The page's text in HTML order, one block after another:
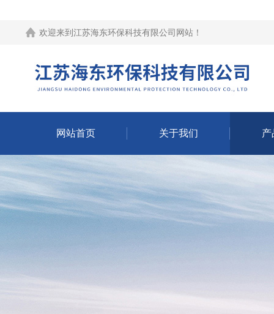
欢迎来到江苏海东环保科技有限公司网站！
网站首页 关于我们 产